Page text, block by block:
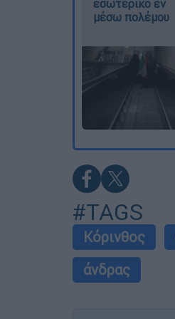
εσωτερικό εν
μέσω πολέμου
#TAGS
Κόρινθος
άνδρας